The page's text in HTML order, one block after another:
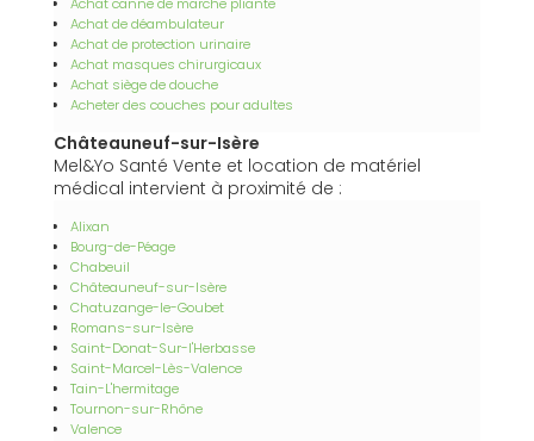
Achat de déambulateur
Achat de protection urinaire
Achat masques chirurgicaux
Achat siège de douche
Acheter des couches pour adultes
Châteauneuf-sur-Isère
Mel&Yo Santé Vente et location de matériel
médical intervient à proximité de :
Alixan
Bourg-de-Péage
Chabeuil
Châteauneuf-sur-Isère
Chatuzange-le-Goubet
Romans-sur-Isère
Saint-Donat-Sur-l'Herbasse
Saint-Marcel-Lès-Valence
Tain-L'hermitage
Tournon-sur-Rhône
Valence